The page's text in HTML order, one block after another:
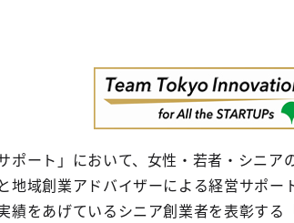
ポート」において、女性・若者・シニ
域創業アドバイザーによる経営サポー
績をあげているシニア創業者を表彰す